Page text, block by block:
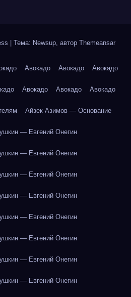
Тема: Newsup, автор Themeansar
Авокадо Авокадо Авокадо
Авокадо Авокадо Авокадо
Айзек Азимов — Основание
— Евгений Онегин
— Евгений Онегин
— Евгений Онегин
— Евгений Онегин
— Евгений Онегин
— Евгений Онегин
— Евгений Онегин
— Евгений Онегин